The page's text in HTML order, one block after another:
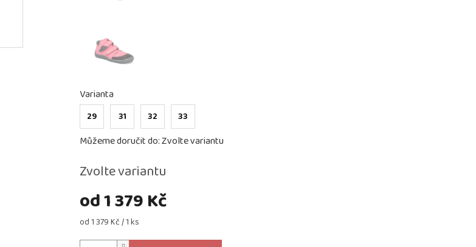
od1 379 Kč
Měrná
od 1 379 Kč / 1 ks
Zvolte variantu
Varianta
29 31 32 33
Můžeme doručit do:Zvolte variantu